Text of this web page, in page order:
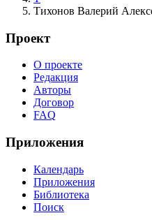
Тихонов Валерий
Проект
О проекте
Редакция
Авторы
Договор
FAQ
Приложения
Календарь
Приложения
Библиотека
Поиск